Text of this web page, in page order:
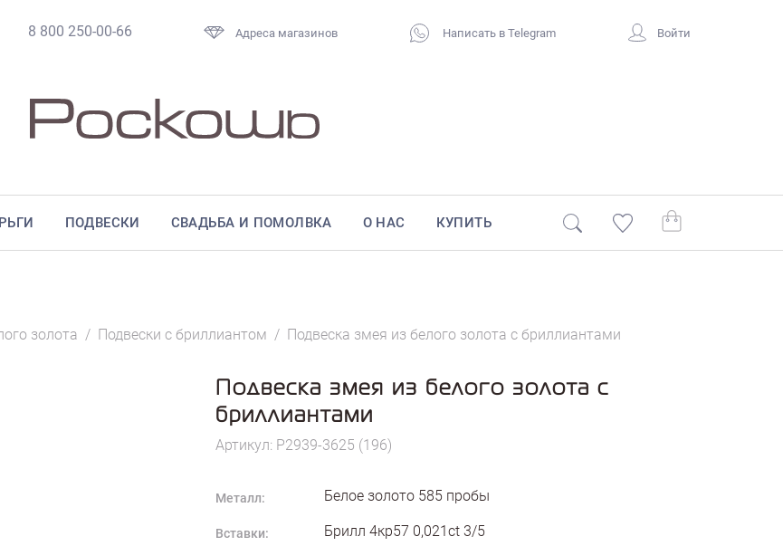
8 800 250-00-66 Адреса магазинов Написать в Telegram Войти
ПОДВЕСКИ СВАДЬБА И ПОМОЛВКА О НАС КУПИТЬ
золота / Подвески с бриллиантом / Подвеска змея из белого золота с бриллиантами
Подвеска змея из белого золота с
бриллиантами
Артикул: P2939-3625 (196)
Металл: Белое золото 585 пробы
Вставки:
Брилл 4кр57 0,021ct 3/5